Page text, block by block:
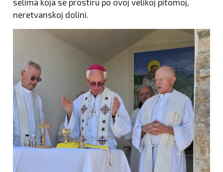
neretvanskoj dolini.